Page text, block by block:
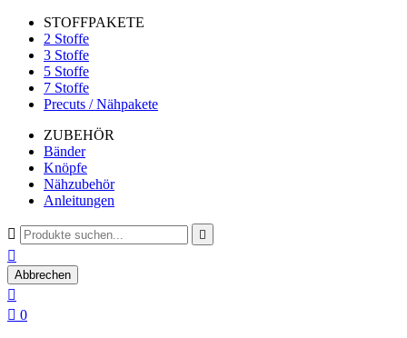
STOFFPAKETE
2 Stoffe
3 Stoffe
5 Stoffe
7 Stoffe
Precuts / Nähpakete
ZUBEHÖR
Bänder
Knöpfe
Nähzubehör
Anleitungen
 

Abbrechen

 0